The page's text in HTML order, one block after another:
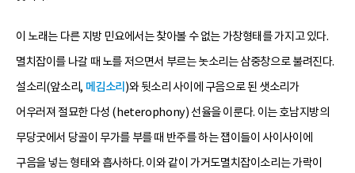
이 노래는 다른 지방 민요에서는 찾아볼 수 없는 가창형태를 가지고 있다.
멸치잡이를 나갈 때 노를 저으면서 부르는 놋소리는 삼중창으로 불려진다.
설소리(앞소리, 메김소리 )와 뒷소리 사이에 구음으로 된 샛소리가
어우러져 절묘한 다성 (heterophony) 선율을 이룬다. 이는 호남지방의
무당굿에서 당골이 무가를 부를 때 반주를 하는 잽이들이 사이사이에
구음을 넣는 형태와 흡사하다. 이와 같이 가거도멸치잡이소리는 가락이